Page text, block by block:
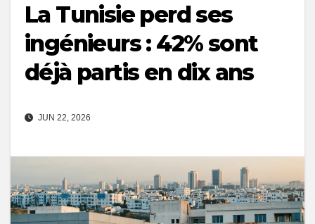
La Tunisie perd ses
ingénieurs : 42% sont
déjà partis en dix ans
JUN 22, 2026